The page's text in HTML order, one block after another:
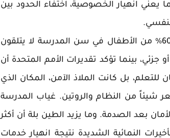
خيمة مساحتها 16 متراً مربعاً، مما يعني انهيار الخصوصية، اختفاء الحدود بين
المنظومة التعليمية (Mesosystem المدرسة) وفقاً لليونيسف، 60% من الأطفال في سن المدرسة لا يتلقون
بشكل كامل أو جزئي، بينما تؤكد تقديرات الأمم المتحدة أن
بل كانت الملاذ الآمن، المكان الذي
من النظام والروتين. غياب المدرسة
بعد الصدمة. وما يزيد الطين بلة أن أكثر
النمائية الشديدة نتيجة انهيار خدمات